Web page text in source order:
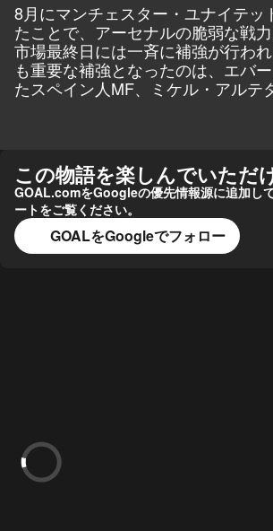
8月にマンチェスター・ユナイテッ
たことで、アーセナルの脆弱な戦
市場最終日には一斉に補強が行わ
も重要な補強となったのは、エバ
たスペイン人MF、ミケル・アルテ
この物語を楽しんでいただ
GOAL.comをGoogleの優先情報源に追加し
ートをご覧ください。
GOALをGoogleでフォロー